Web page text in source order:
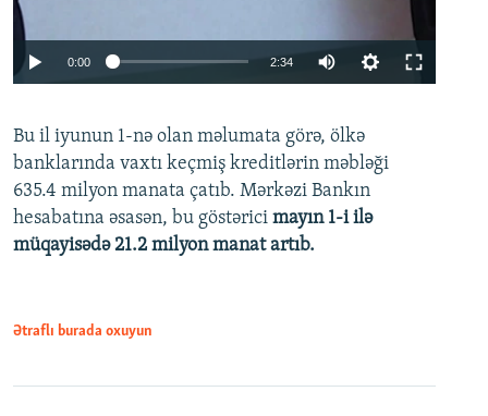
0:00 2:34
360p
480p
720p
Bu il iyunun 1-nə olan məlumata görə, ölkə
banklarında vaxtı keçmiş kreditlərin məbləği
635.4 milyon manata çatıb. Mərkəzi Bankın
hesabatına əsasən, bu göstərici mayın 1-i ilə
müqayisədə 21.2 milyon manat artıb.
Ətraflı burada oxuyun